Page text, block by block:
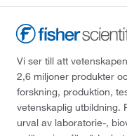
Vi ser till att
2,6 miljoner produkter
forskning, produktion,
vetenskaplig utbildning.
urval av laboratorie-,